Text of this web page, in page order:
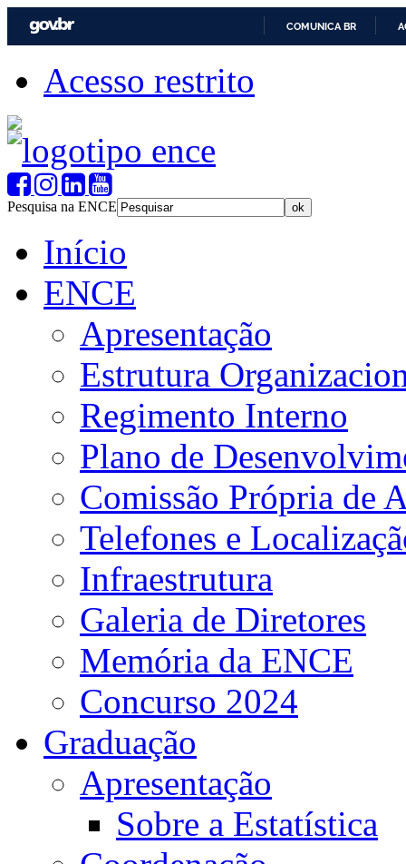
COMUNICA BR
Acesso restrito
Pesquisa na ENCE
Início
ENCE
Apresentação
Estrutura
Regimento Interno
Plano de
Comissão Própria de
Telefones e
Infraestrutura
Galeria de Diretores
Memória da ENCE
Concurso 2024
Graduação
Apresentação
Sobre a Estatística